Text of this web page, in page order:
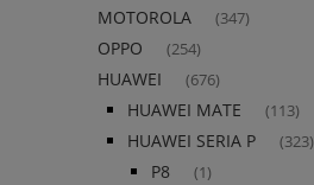
MOTOROLA (347)
OPPO (254)
HUAWEI (676)
HUAWEI MATE (113)
HUAWEI SERIA P (323)
P8 (1)